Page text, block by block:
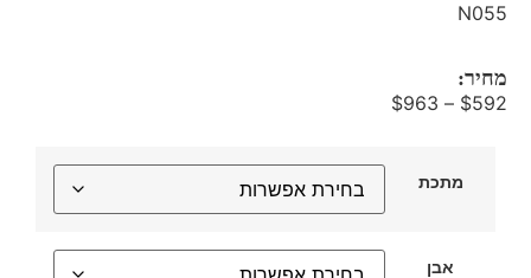
N055
מחיר:
$592
–
$963
מתכת
אבן